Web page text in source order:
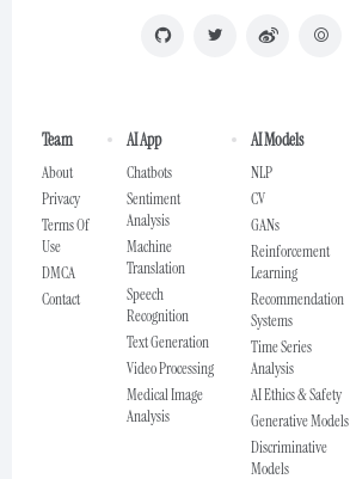
Team
About
Privacy
Terms Of
Use
DMCA
Contact
AI App
Chatbots
Sentiment
Analysis
Machine
Translation
Speech
Recognition
Text Generation
Video Processing
Medical Image
Analysis
AI Models
NLP
CV
GANs
Reinforcement
Learning
Recommendation
Systems
Time Series
Analysis
AI Ethics & Safety
Generative Models
Discriminative
Models